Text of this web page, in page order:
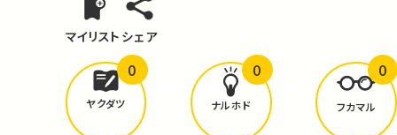
マイリスト シェア
どんな学びがありましたか？
ヤクダツ
0
ナルホド
0
フカマル
0